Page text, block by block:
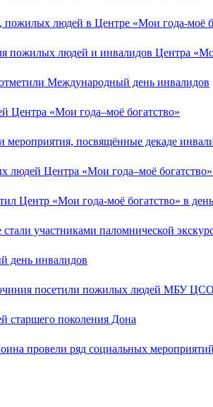
пожилых людей в Центре «Мои года-моё
пожилых людей и инвалидов Центра
Международный день инвалидов
Центра «Мои года–моё богатство»
посвящённые декаде
людей Центра «Мои года–моё
Центр «Мои года-моё богатство» в
участниками паломнической
день инвалидов
посетили пожилых людей МБУ
старшего поколения Дона
провели ряд социальных